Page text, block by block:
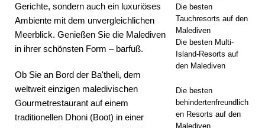
Gerichte, sondern auch ein luxuriöses
Ambiente mit dem unvergleichlichen
Meerblick. Genießen Sie die Malediven
in ihrer schönsten Form – barfuß.
Ob Sie an Bord der Ba'theli, dem
weltweit einzigen maledivischen
Gourmetrestaurant auf einem
traditionellen Dhoni (Boot) in einer
Die besten
Tauchresorts auf den
Malediven
Die besten Multi-
Island-Resorts auf
den Malediven
Die besten
behindertenfreundlich
en Resorts auf den
Malediven